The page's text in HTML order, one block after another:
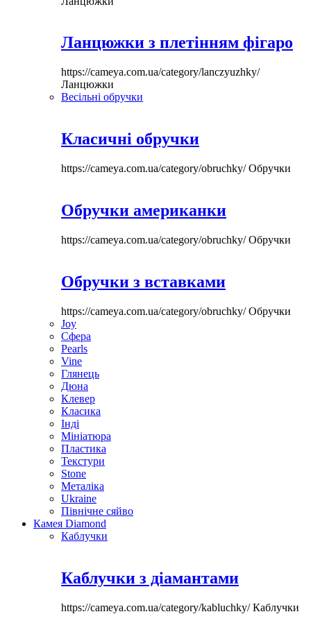
Ланцюжки з плетінням фігаро
https://cameya.com.ua/category/lanczyuzhky/
Ланцюжки
Весільні обручки
Класичні обручки
https://cameya.com.ua/category/obruchky/Обручки
Обручки американки
https://cameya.com.ua/category/obruchky/Обручки
Обручки з вставками
https://cameya.com.ua/category/obruchky/Обручки
Joy
Сфера
Pearls
Vine
Глянець
Дюна
Клевер
Класика
Інді
Мініатюра
Пластика
Текстури
Stone
Металіка
Ukraine
Північне сяйво
Камея Diamond
Каблучки
Каблучки з діамантами
https://cameya.com.ua/category/kabluchky/Каблучки